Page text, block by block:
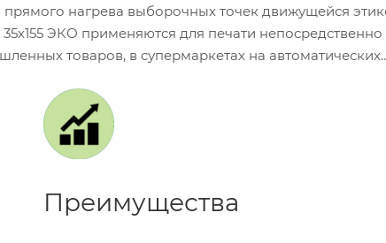
прямого нагрева выборочных точек движущейся
ЭКО применяются для печати непосредственно
товаров, в супермаркетах на автоматических
Преимущества